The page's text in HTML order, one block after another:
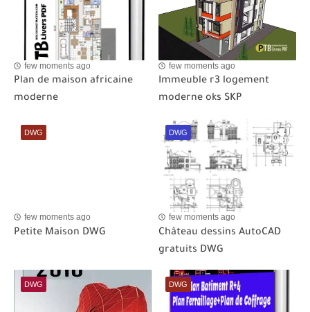
few moments ago
Plan de maison africaine
moderne
few moments ago
Immeuble r3 logement
moderne oks SKP
DWG
few moments ago
Petite Maison DWG
DWG
few moments ago
Château dessins AutoCAD
gratuits DWG
DWG DWG